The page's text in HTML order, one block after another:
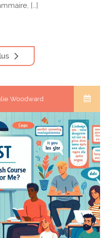
[…]
Woodward